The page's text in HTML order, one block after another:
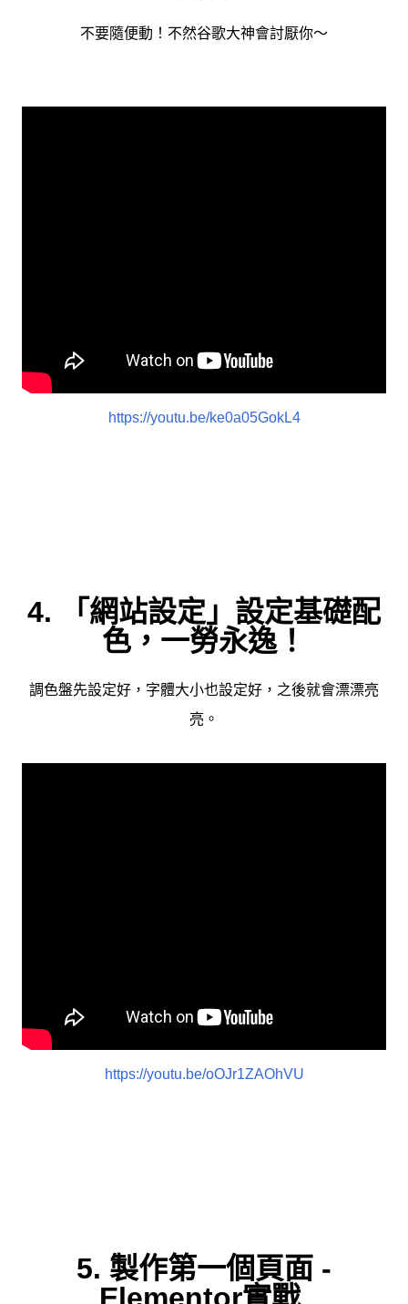
不要隨便動！不然谷歌大神會討厭你～
https://youtu.be/ke0a05GokL4
4. 「網站設定」設定基礎配
色，一勞永逸！
調色盤先設定好，字體大小也設定好，之後就會漂漂亮
亮。
https://youtu.be/oOJr1ZAOhVU
5. 製作第一個頁面 -